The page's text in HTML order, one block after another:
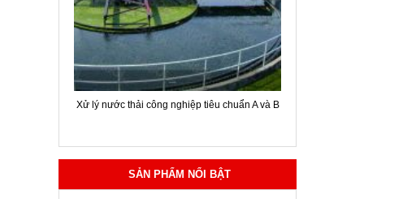
Xử lý nước thải công nghiệp tiêu chuẩn A và B
SẢN PHẨM NỔI BẬT